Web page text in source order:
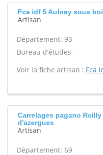
Fca idf 5 Aulnay sous
Artisan
Département: 93
Bureau d'études -
Voir la fiche artisan : Fca
Carrelages pagano
d'azergues
Artisan
Département: 69